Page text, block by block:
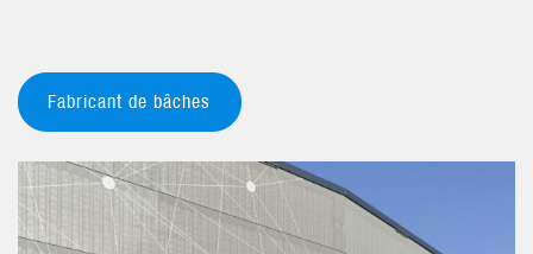
Fabricant de bâches